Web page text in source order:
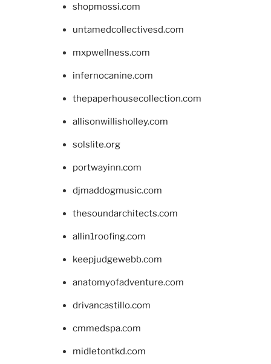
shopmossi.com
untamedcollectivesd.com
mxpwellness.com
infernocanine.com
thepaperhousecollection.com
allisonwillisholley.com
solslite.org
portwayinn.com
djmaddogmusic.com
thesoundarchitects.com
allin1roofing.com
keepjudgewebb.com
anatomyofadventure.com
drivancastillo.com
cmmedspa.com
midletontkd.com